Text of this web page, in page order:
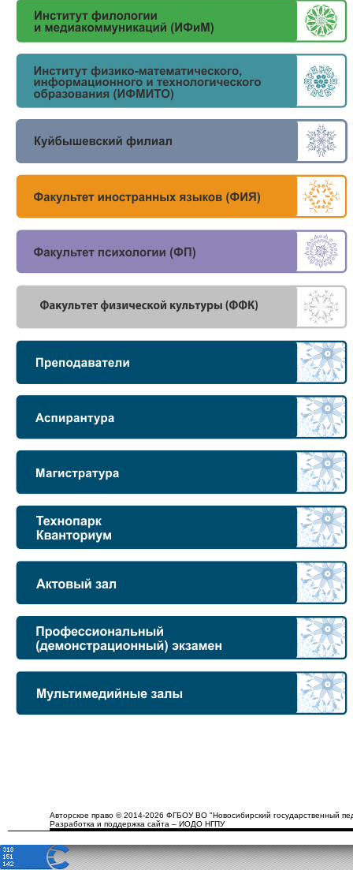
Авторское право © 2014-2026 ФГБОУ ВО "Новосибирский государственный
Разработка и поддержка сайта – ИОДО НГПУ